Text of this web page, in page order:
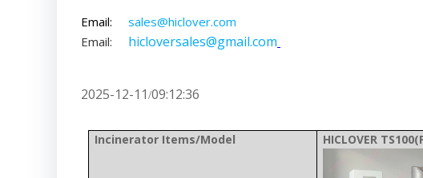
Email: sales@hiclover.com
Email: hicloversales@gmail.com
2025-12-11/09:12:36
Incinerator Items/Model HICLOVER